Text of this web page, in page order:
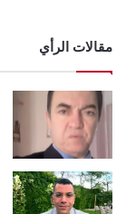
مقالات الرأي